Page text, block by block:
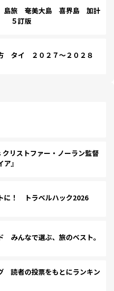
島旅 奄美大島 喜界島 加計
５訂版
タイ ２０２７～２０２８
リストファー・ノーラン監督
』
に！ トラベルハック2026
みんなで選ぶ、旅のベスト。
読者の投票をもとにランキン